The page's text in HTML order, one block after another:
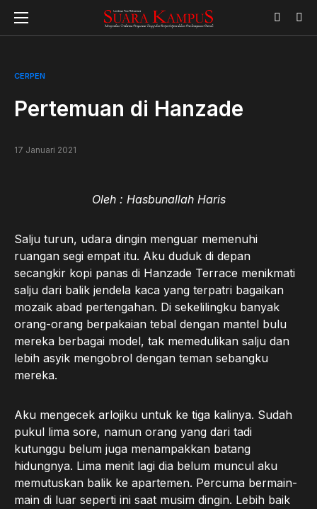
CERPEN
Pertemuan di Hanzade
17 Januari 2021
Oleh : Hasbunallah Haris
Salju turun, udara dingin menguar memenuhi
ruangan segi empat itu. Aku duduk di depan
secangkir kopi panas di Hanzade Terrace menikmati
salju dari balik jendela kaca yang terpatri bagaikan
mozaik abad pertengahan. Di sekelilingku banyak
orang-orang berpakaian tebal dengan mantel bulu
mereka berbagai model, tak memedulikan salju dan
lebih asyik mengobrol dengan teman sebangku
mereka.
Aku mengecek arlojiku untuk ke tiga kalinya. Sudah
pukul lima sore, namun orang yang dari tadi
kutunggu belum juga menampakkan batang
hidungnya. Lima menit lagi dia belum muncul aku
memutuskan balik ke apartemen. Percuma bermain-
main di luar seperti ini saat musim dingin. Lebih baik